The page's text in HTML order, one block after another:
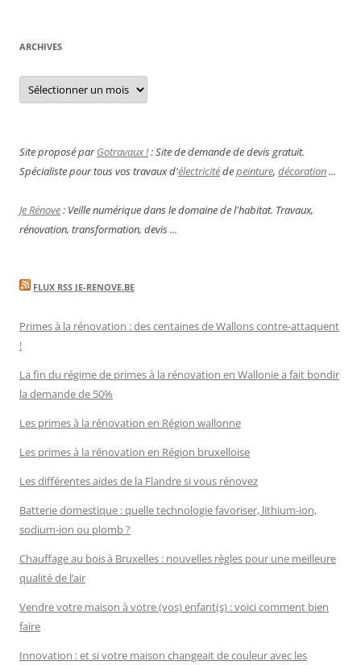
ARCHIVES
Archives
Site proposé parGotravaux !: Site de demande de devis gratuit.
Spécialiste pour tous vos travaux d'électricitédepeinture, décoration...
Je Rénove: Veille numérique dans le domaine de l'habitat. Travaux,
rénovation, transformation, devis ...
FLUX RSS JE-RENOVE.BE
Primes à la rénovation : des centaines de Wallons contre-attaquent
!
La fin du régime de primes à la rénovation en Wallonie a fait bondir
la demande de 50%
Les primes à la rénovation en Région wallonne
Les primes à la rénovation en Région bruxelloise
Les différentes aides de la Flandre si vous rénovez
Batterie domestique : quelle technologie favoriser, lithium-ion,
sodium-ion ou plomb ?
Chauffage au bois à Bruxelles : nouvelles règles pour une meilleure
qualité de l’air
Vendre votre maison à votre (vos) enfant(s) : voici comment bien
faire
Innovation : et si votre maison changeait de couleur avec les